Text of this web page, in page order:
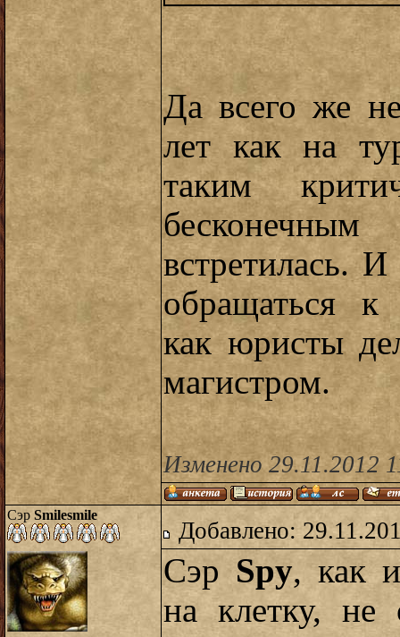
Да всего же
лет как на
таким
встретилась.
обращаться
как юристы
магистром.
Изменено 29.11.2012
Сэр Smilesmile
Добавлено:
СэрSpy, как
на клетку, не